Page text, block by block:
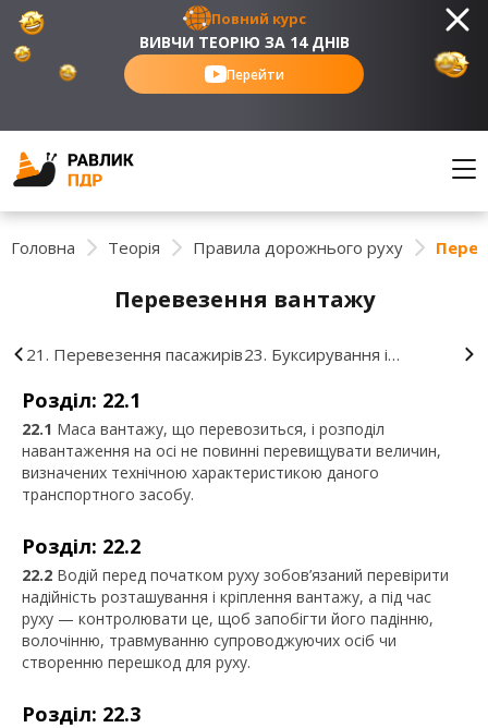
Повний курс
ВИВЧИ ТЕОРІЮ ЗА 14 ДНІВ
Перейти
Головна Теорія Правила дорожнього руху
Перевезення вантажу
21. Перевезення пасажирів23. Буксирування і
Розділ: 22.1
22.1 Маса вантажу, що перевозиться, і розподіл
навантаження на осі не повинні перевищувати величин,
визначених технічною характеристикою даного
транспортного засобу.
Розділ: 22.2
22.2 Водій перед початком руху зобов’язаний перевірити
надійність розташування і кріплення вантажу, а під час
руху — контролювати це, щоб запобігти його падінню,
волочінню, травмуванню супроводжуючих осіб чи
створенню перешкод для руху.
Розділ: 22.3